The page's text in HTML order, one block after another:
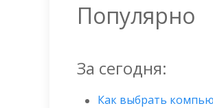
Популярно
За сегодня:
Как выбрать